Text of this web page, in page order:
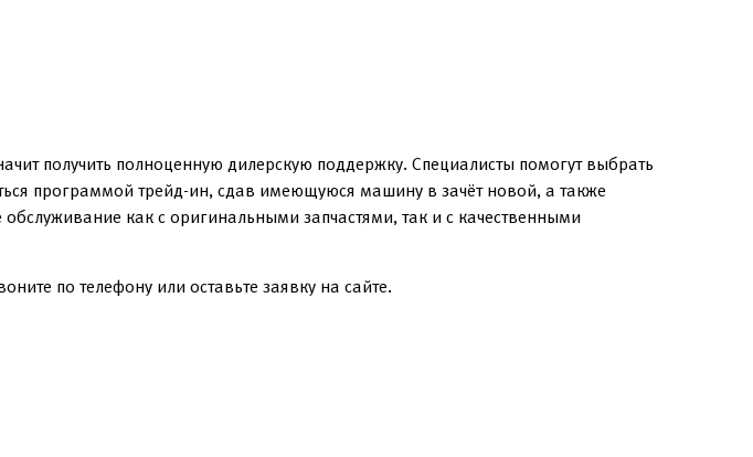
получить полноценную дилерскую поддержку. Специалисты помогут выбрать
программой трейд-ин, сдав имеющуюся машину в зачёт новой, а также
как с оригинальными запчастями, так и с качественными
по телефону или оставьте заявку на сайте.